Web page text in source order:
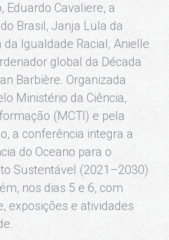
Eduardo Cavaliere, a
Brasil, Janja Lula da
da Igualdade Racial, Anielle
global da Década
Barbière. Organizada
Ministério da Ciência,
(MCTI) e pela
a conferência integra a
do Oceano para o
Sustentável (2021–2030)
nos dias 5 e 6, com
exposições e atividades